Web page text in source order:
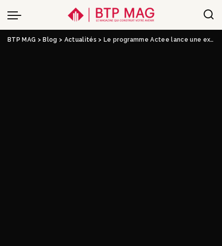
BTP MAG > Blog > Actualités > Le programme Actee lance une expérimentation pour adapter les écoles aux vagues de chaleur